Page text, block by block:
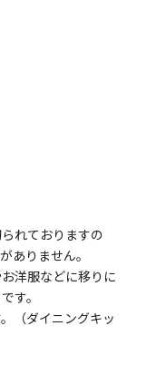
れておりますの
ありません。
洋服などに移りに
す。
（ダイニングキッ